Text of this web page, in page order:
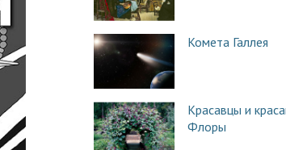
Комета Галлея
Красавцы и
Флоры